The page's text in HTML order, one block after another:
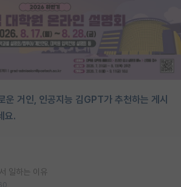
운 거인, 인공지능 김GPT가 추천하는 게시
요.
일하는 이유